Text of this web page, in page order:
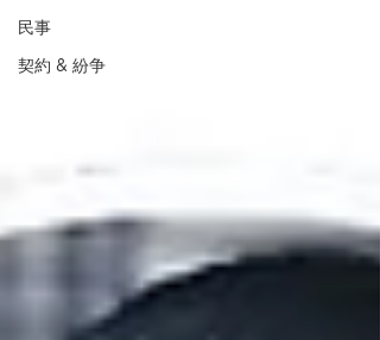
民事
契約 & 紛争